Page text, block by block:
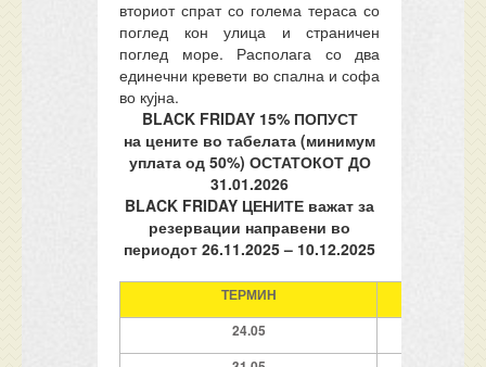
вториот спрат со голема тераса со
поглед кон улица и страничен
поглед море. Располага со два
единечни кревети во спална и софа
во кујна.
BLACK FRIDAY 15% ПОПУСТ
на цените во табелата (минимум
уплата од 50%) ОСТАТОКОТ ДО
31.01.2026
BLACK FRIDAY ЦЕНИТЕ важат за
резервации направени во
периодот 26.11.2025 – 10.12.2025
ТЕРМИН
24.05